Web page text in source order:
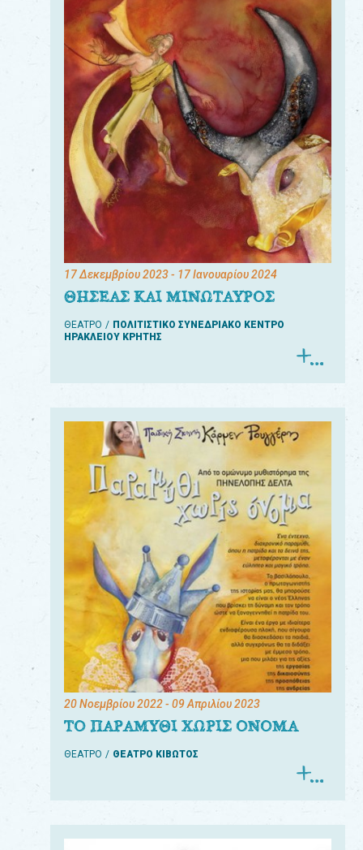
17 Δεκεμβρίου 2023- 17 Ιανουαρίου 2024
ΘΗΣΕΑΣ ΚΑΙ ΜΙΝΩΤΑΥΡΟΣ
ΘΕΑΤΡΟ
ΠΟΛΙΤΙΣΤΙΚΟ ΣΥΝΕΔΡΙΑΚΟ ΚΕΝΤΡΟ
ΗΡΑΚΛΕΙΟΥ ΚΡΗΤΗΣ
20 Νοεμβρίου 2022- 09 Απριλίου 2023
ΤΟ ΠΑΡΑΜΥΘΙ ΧΩΡΙΣ ΟΝΟΜΑ
ΘΕΑΤΡΟ ΘΕΑΤΡΟ ΚΙΒΩΤΟΣ